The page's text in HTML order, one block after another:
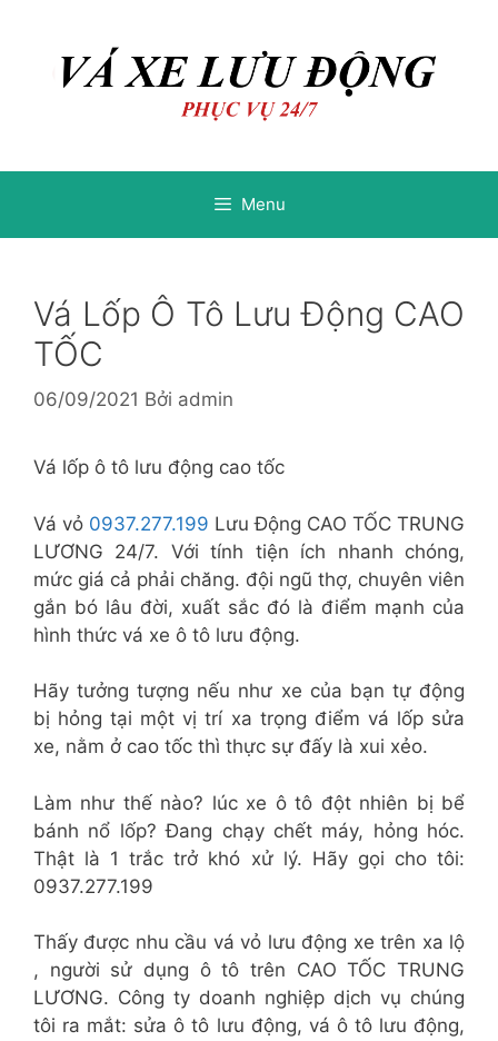
Menu
Vá Lốp Ô Tô Lưu Động CAO
TỐC
06/09/2021 Bởi admin
Vá lốp ô tô lưu động cao tốc
Vá vỏ 0937.277.199 Lưu Động CAO TỐC TRUNG
LƯƠNG 24/7. Với tính tiện ích nhanh chóng,
mức giá cả phải chăng. đội ngũ thợ, chuyên viên
gắn bó lâu đời, xuất sắc đó là điểm mạnh của
hình thức vá xe ô tô lưu động.
Hãy tưởng tượng nếu như xe của bạn tự động
bị hỏng tại một vị trí xa trọng điểm vá lốp sửa
xe, nằm ở cao tốc thì thực sự đấy là xui xẻo.
Làm như thế nào? lúc xe ô tô đột nhiên bị bể
bánh nổ lốp? Đang chạy chết máy, hỏng hóc.
Thật là 1 trắc trở khó xử lý. Hãy gọi cho tôi:
0937.277.199
Thấy được nhu cầu vá vỏ lưu động xe trên xa lộ
, người sử dụng ô tô trên CAO TỐC TRUNG
LƯƠNG. Công ty doanh nghiệp dịch vụ chúng
tôi ra mắt: sửa ô tô lưu động, vá ô tô lưu động,